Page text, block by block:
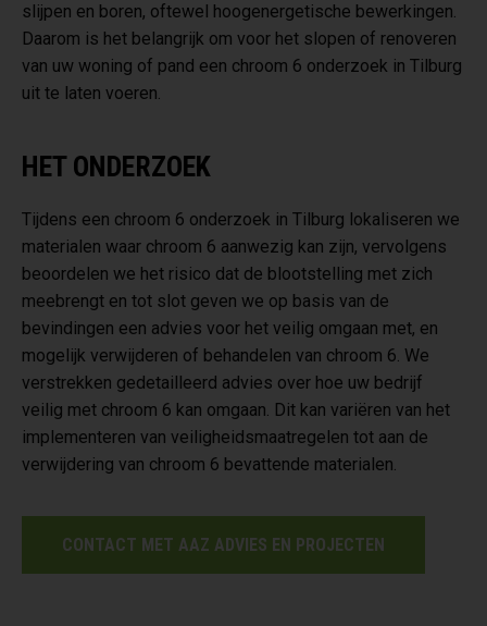
slijpen en boren, oftewel hoogenergetische bewerkingen.
Daarom is het belangrijk om voor het slopen of renoveren
van uw woning of pand een chroom 6 onderzoek in Tilburg
uit te laten voeren.
HET ONDERZOEK
Tijdens een chroom 6 onderzoek in Tilburg lokaliseren we
materialen waar chroom 6 aanwezig kan zijn, vervolgens
beoordelen we het risico dat de blootstelling met zich
meebrengt en tot slot geven we op basis van de
bevindingen een advies voor het veilig omgaan met, en
mogelijk verwijderen of behandelen van chroom 6. We
verstrekken gedetailleerd advies over hoe uw bedrijf
veilig met chroom 6 kan omgaan. Dit kan variëren van het
implementeren van veiligheidsmaatregelen tot aan de
verwijdering van chroom 6 bevattende materialen.
CONTACT MET AAZ ADVIES EN PROJECTEN